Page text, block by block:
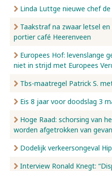
Linda Luttge nieuwe chef
Taakstraf na zwaar letsel
portier café Heerenveen
Europees Hof: levenslange
niet in strijd met Europees
Tbs-maatregel Patrick S.
Eis 8 jaar voor doodslag 3
Hoge Raad: schorsing van
worden afgetrokken van
Dodelijk verkeersongeval
Interview Ronald Knegt: